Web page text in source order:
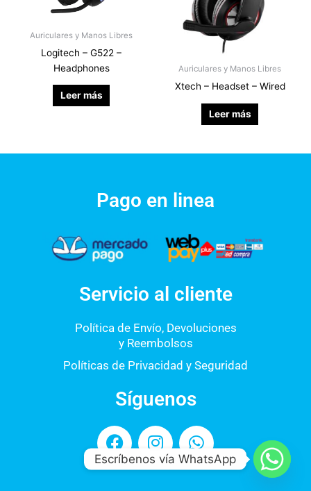
Auriculares y Manos Libres
Logitech – G522 –
Headphones
Leer más
Auriculares y Manos Libres
Xtech – Headset – Wired
Leer más
Pago en linea
Servicio al cliente
Política de Envío, Devoluciones
y Reembolsos
Políticas de Privacidad y Seguridad
Síguenos
F
a
c
I
n
s
W
h
a
Escríbenos vía WhatsApp